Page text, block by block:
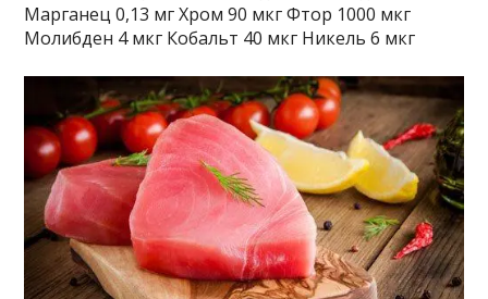
Марганец 0,13 мг Хром 90 мкг Фтор 1000 мкг
Молибден 4 мкг Кобальт 40 мкг Никель 6 мкг